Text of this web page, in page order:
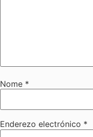
Nome *
Enderezo electrónico *